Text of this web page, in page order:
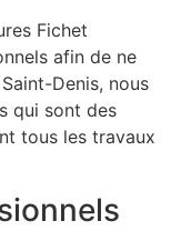
Fichet
afin de ne
Denis, nous
qui sont des
tous les travaux